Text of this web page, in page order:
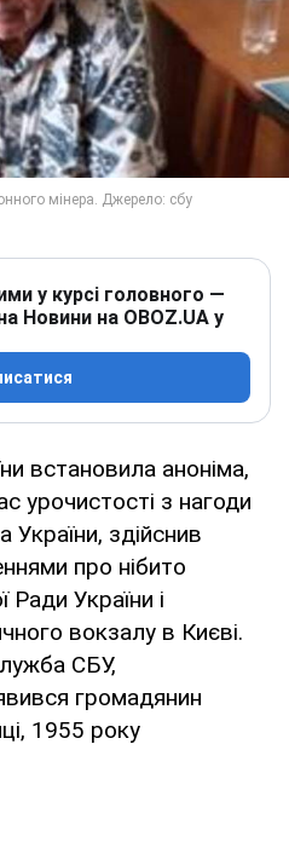
у курсі головного —
Новини на OBOZ.UA у
встановила аноніма,
урочистості з нагоди
України, здійснив
про нібито
Ради України і
вокзалу в Києві.
СБУ,
громадянин
1955 року